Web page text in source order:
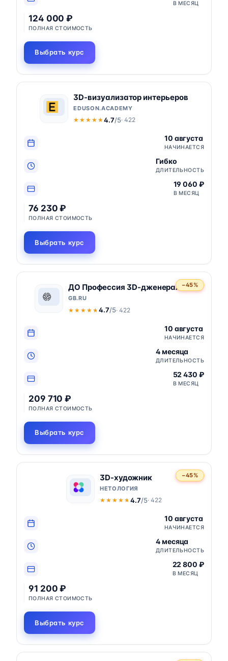
В МЕСЯЦ
124 000 ₽
ПОЛНАЯ СТОИМОСТЬ
Выбрать курс
3D-визуализатор интерьеров
EDUSON.ACADEMY
★★★★★
★★★★★4.7/5· 422
10 августа
НАЧИНАЕТСЯ
Гибко
ДЛИТЕЛЬНОСТЬ
19 060 ₽
В МЕСЯЦ
76 230 ₽
ПОЛНАЯ СТОИМОСТЬ
Выбрать курс
−45%
ДО Профессия 3D-дженералист
GB.RU
★★★★★
★★★★★ 4.7/5· 422
10 августа
НАЧИНАЕТСЯ
4 месяца
ДЛИТЕЛЬНОСТЬ
52 430 ₽
В МЕСЯЦ
209 710 ₽
ПОЛНАЯ СТОИМОСТЬ
Выбрать курс
−45%
3D-художник
НЕТОЛОГИЯ
★★★★★
★★★★★ 4.7/5· 422
10 августа
НАЧИНАЕТСЯ
4 месяца
ДЛИТЕЛЬНОСТЬ
22 800 ₽
В МЕСЯЦ
91 200 ₽
ПОЛНАЯ СТОИМОСТЬ
Выбрать курс